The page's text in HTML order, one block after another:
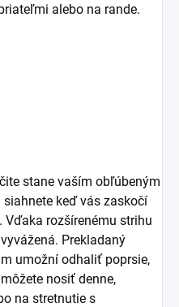
alebo na rande.
stane vaším obľúbeným
keď vás zaskočí
rozšírenému strihu
Prekladaný
umožní odhaliť poprsie,
nosiť denne,
na stretnutie s